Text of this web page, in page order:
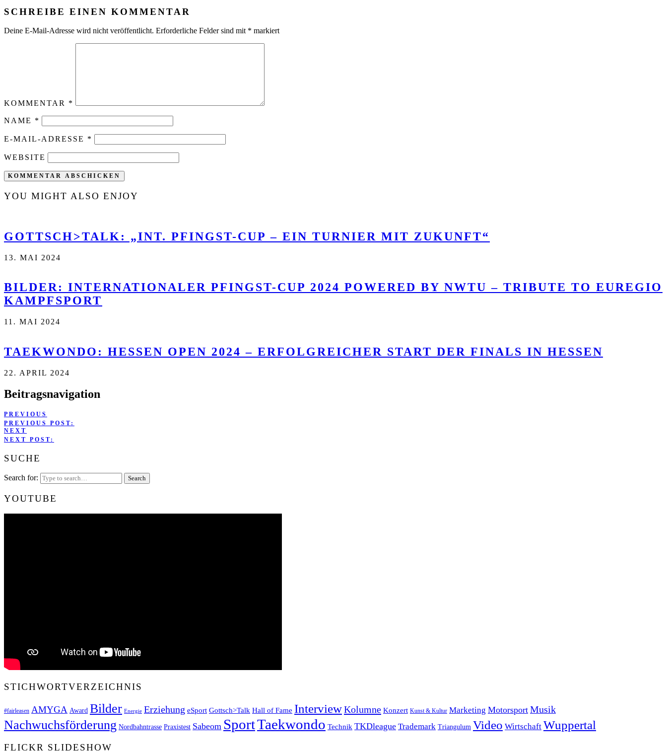
SCHREIBE EINEN KOMMENTAR
Deine E-Mail-Adresse wird nicht veröffentlicht. Erforderliche Felder sind mit * markiert
KOMMENTAR *
NAME *
E-MAIL-ADRESSE *
WEBSITE
YOU MIGHT ALSO ENJOY
GOTTSCH>TALK: „INT. PFINGST-CUP – EIN TURNIER MIT ZUKUNFT“
13. MAI 2024
BILDER: INTERNATIONALER PFINGST-CUP 2024 POWERED BY NWTU – TRIBUTE TO EUREGIO
KAMPFSPORT
11. MAI 2024
TAEKWONDO: HESSEN OPEN 2024 – ERFOLGREICHER START DER FINALS IN HESSEN
22. APRIL 2024
Beitragsnavigation
PREVIOUS
PREVIOUS POST:
NEXT
NEXT POST:
SUCHE
Search for:
YOUTUBE
STICHWORTVERZEICHNIS
#fairleasen AMYGA Award Bilder Energie Erziehung eSport Gottsch>Talk Hall of Fame InterviewKolumne Konzert Kunst & Kultur Marketing Motorsport Musik
Nachwuchsförderung Nordbahntrasse Praxistest Sabeom SportTaekwondo Technik TKDleague Trademark Triangulum Video Wirtschaft Wuppertal
FLICKR SLIDESHOW